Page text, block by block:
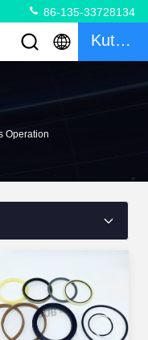
86-135-33728134
Kutipan
Operation